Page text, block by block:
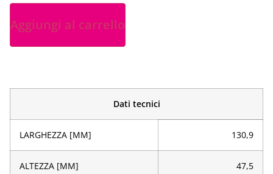
Aggiungi al carrello
Dati tecnici
LARGHEZZA [MM] 130,9
ALTEZZA [MM] 47,5